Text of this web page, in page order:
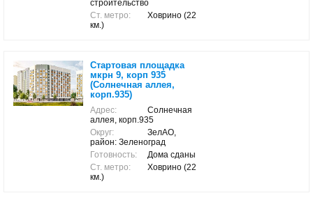
строительство
Ст. метро:
Ховрино (22
км.)
Стартовая площадка
мкрн 9, корп 935
(Солнечная аллея,
корп.935)
Адрес:
Солнечная
аллея, корп.935
Округ:
ЗелАО,
район: Зеленоград
Готовность:
Дома сданы
Ст. метро:
Ховрино (22
км.)